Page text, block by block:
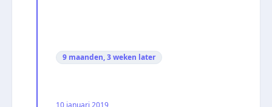
9 maanden, 3 weken later
10 januari 2019